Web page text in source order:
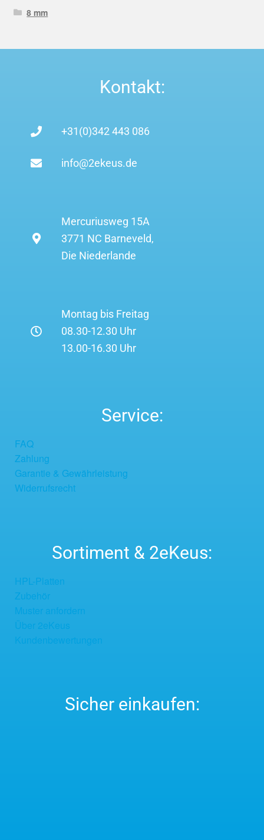
8 mm
Kontakt:
+31(0)342 443 086
info@2ekeus.de
Mercuriusweg 15A
3771 NC Barneveld,
Die Niederlande
Montag bis Freitag
08.30-12.30 Uhr
13.00-16.30 Uhr
Service:
FAQ
Zahlung
Garantie & Gewährleistung
Widerrufsrecht
Sortiment & 2eKeus:
HPL-Platten
Zubehör
Muster anfordern
Über 2eKeus
Kundenbewertungen
Sicher einkaufen: